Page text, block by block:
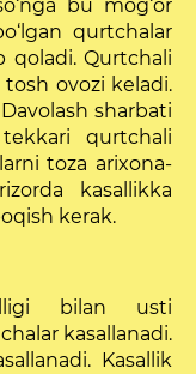
bu mog‘or
qurtchalar
qoladi. Qurtchali
ovozi keladi.
sharbati
qurtchali
toza arixona­
kasallikka
kerak.
bilan usti
kasallanadi.
Kasallik